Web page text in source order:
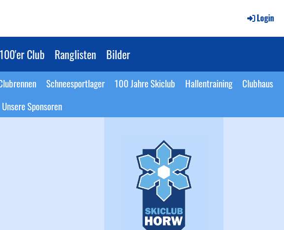
Login
100'er Club Ranglisten Bilder
Schneesportlager 100 Jahre Skiclub Hallentraining
Clubhaus
Unsere Sponsoren